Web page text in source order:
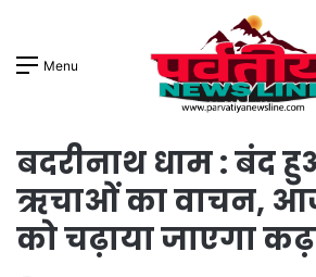
Menu
बदरीनाथ धाम : बंद
ऋचाओं का वाचन, आज
को चढ़ाया जाएगा